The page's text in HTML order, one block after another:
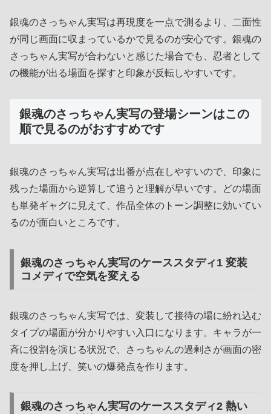
銀魂のさっちゃん実写は再現度を一点で測るより、二面性
が同じ画面に収まっているかで見るのが安心です。銀魂の
さっちゃん実写が合わないと感じた場合でも、忍者として
の機能が出る場面を探すと印象が反転しやすいです。
銀魂のさっちゃん実写の登場シーンはこの
順で見るのがおすすめです
銀魂のさっちゃん実写は出番が点在しやすいので、印象に
残った場面から逆算して追うと理解が早いです。どの場面
も単発ギャグに見えて、作品全体のトーン調整に効いてい
るのが面白いところです。
銀魂のさっちゃん実写のケーススタディ1 変装
コメディで空気を変える
銀魂のさっちゃん実写では、変装して接待の場に紛れ込む
タイプの場面が分かりやすい入口になります。キャラが一
斉に役割を演じる状況で、さっちゃんの過剰さが画面の密
度を押し上げ、笑いの爆発点を作ります。
銀魂のさっちゃん実写のケーススタディ2 熱い